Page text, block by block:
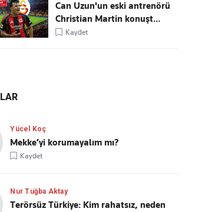
Can Uzun'un eski antrenörü
Christian Martin konuşt...
Kaydet
Yücel Koç
Mekke’yi korumayalım mı?
Kaydet
Nur Tuğba Aktay
Terörsüz Türkiye: Kim rahatsız, neden